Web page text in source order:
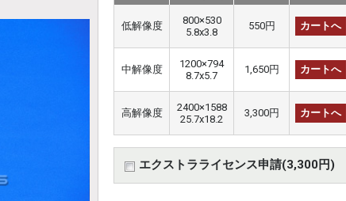
低解像度
800×530
5.8x3.8
550円 カートへ
中解像度
1200×794
8.7x5.7
1,650円 カートへ
高解像度
2400×1588
25.7x18.2
3,300円 カートへ
エクストラライセンス申請(3,300円)